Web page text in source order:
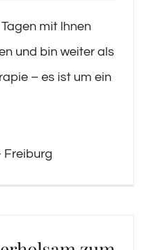
mit Ihnen
und bin weiter als
– es ist um ein
Freiburg